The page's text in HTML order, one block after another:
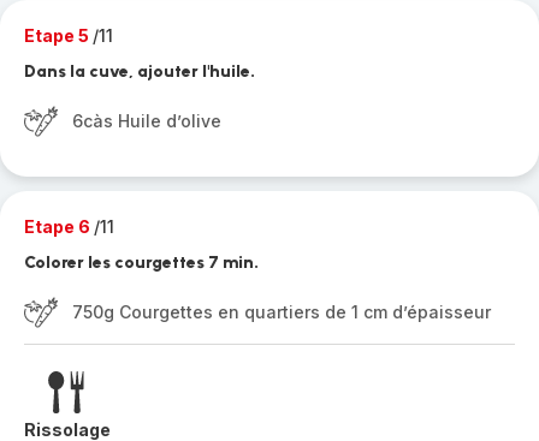
Etape 5 /11
Dans la cuve, ajouter l'huile.
6càs Huile d’olive
Etape 6 /11
Colorer les courgettes 7 min.
750g Courgettes en quartiers de 1 cm d’épaisseur
Rissolage